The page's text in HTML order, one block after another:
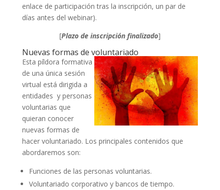
enlace de participación tras la inscripción, un par de
días antes del webinar).
[Plazo de inscripción finalizado]
Nuevas formas de voluntariado
Esta píldora formativa
de una única sesión
virtual está dirigida a
entidades y personas
voluntarias que
quieran conocer
nuevas formas de
hacer voluntariado. Los principales contenidos que
abordaremos son:
Funciones de las personas voluntarias.
Voluntariado corporativo y bancos de tiempo.